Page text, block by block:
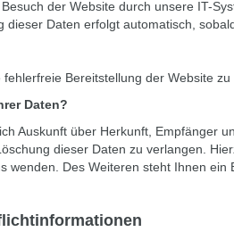
der Website durch unsere IT-
dieser Daten erfolgt automatisch,
Bereitstellung der Website
Daten?
Auskunft über Herkunft, Empfänger
dieser Daten zu verlangen.
wenden. Des Weiteren steht Ihnen